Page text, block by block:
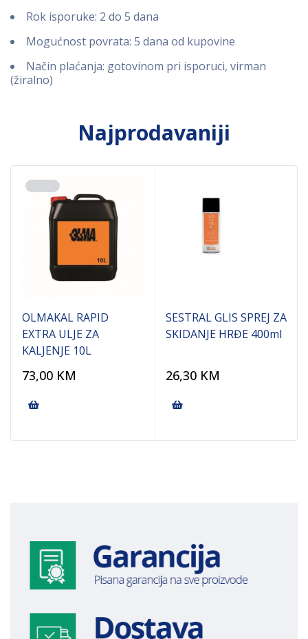
Rok isporuke: 2 do 5 dana
Mogućnost povrata: 5 dana od kupovine
Način plaćanja: gotovinom pri isporuci, virman
(žiralno)
Najprodavaniji
OLMAKAL RAPID
EXTRA ULJE ZA
KALJENJE 10L
73,00 KM
SESTRAL GLIS SPREJ ZA
SKIDANJE HRĐE 400ml
26,30 KM